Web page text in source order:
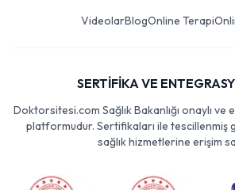
VideolarBlogOnline Terapi
SERTİFİKA VE
Doktorsitesi.com Sağlık Bakanlığı onaylı ve
platformudur. Sertifikaları ile tescillenmiş
sağlık hizmetlerine erişim